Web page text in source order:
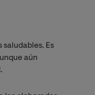
Es
aún
.